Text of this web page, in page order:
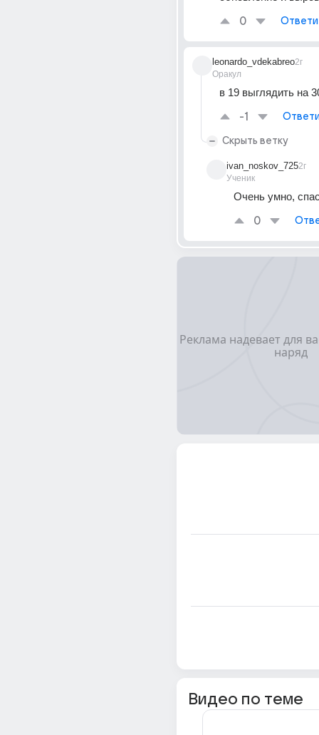
0
leonardo_vdekabreo
Оракул
2г
в 19 выглядить на
-1
Скрыть ветку
ivan_noskov_725
Ученик
2г
Очень умно,
0
Видео по теме